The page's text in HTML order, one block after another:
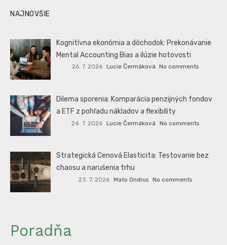
NAJNOVŠIE
Kognitívna ekonómia a dôchodok: Prekonávanie
Mental Accounting Bias a ilúzie hotovosti
26. 7. 2026 Lucie Čermáková No comments
Dilema sporenia: Komparácia penzijných fondov
a ETF z pohľadu nákladov a flexibility
24. 7. 2026 Lucie Čermáková No comments
Strategická Cenová Elasticita: Testovanie bez
chaosu a narušenia trhu
23. 7. 2026 Mato Ondrus No comments
Poradňa